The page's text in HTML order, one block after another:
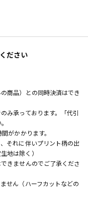
ださい
商品）との同時決済はでき
み承っております。「代引
がかかります。
それに伴いプリント柄の出
地は除く）
きませんのでご了承くださ
せん（ハーフカットなどの